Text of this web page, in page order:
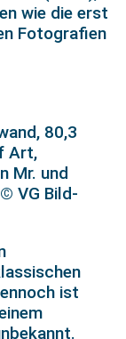
wie die erst
Fotografien
80,3
Art,
Mr. und
VG Bild-
ist